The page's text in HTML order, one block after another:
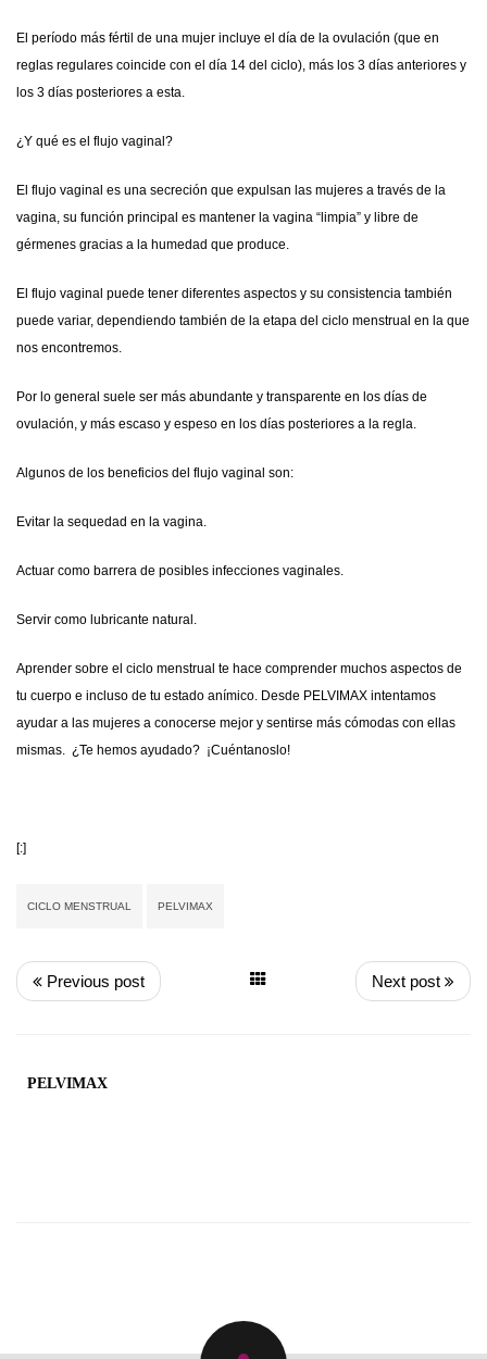
El período más fértil de una mujer incluye el día de la ovulación (que en
reglas regulares coincide con el día 14 del ciclo), más los 3 días anteriores y
los 3 días posteriores a esta.
¿Y qué es el flujo vaginal?
El flujo vaginal es una secreción que expulsan las mujeres a través de la
vagina, su función principal es mantener la vagina “limpia” y libre de
gérmenes gracias a la humedad que produce.
El flujo vaginal puede tener diferentes aspectos y su consistencia también
puede variar, dependiendo también de la etapa del ciclo menstrual en la que
nos encontremos.
Por lo general suele ser más abundante y transparente en los días de
ovulación, y más escaso y espeso en los días posteriores a la regla.
Algunos de los beneficios del flujo vaginal son:
Evitar la sequedad en la vagina.
Actuar como barrera de posibles infecciones vaginales.
Servir como lubricante natural.
Aprender sobre el ciclo menstrual te hace comprender muchos aspectos de
tu cuerpo e incluso de tu estado anímico. Desde PELVIMAX intentamos
ayudar a las mujeres a conocerse mejor y sentirse más cómodas con ellas
mismas. ¿Te hemos ayudado? ¡Cuéntanoslo!
[:]
CICLO MENSTRUAL PELVIMAX
Previous post Next post
PELVIMAX